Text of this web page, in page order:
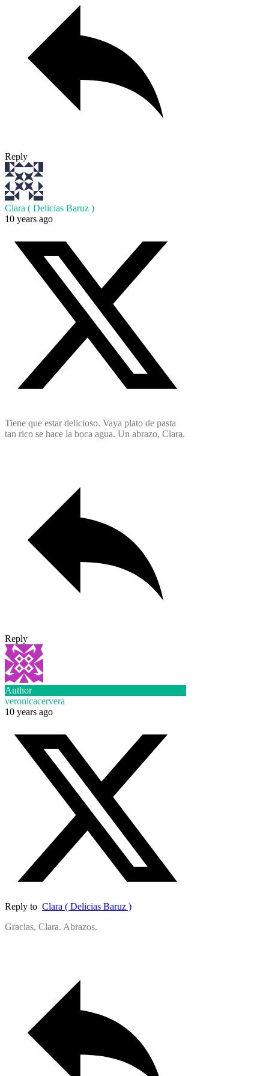
Reply
Clara ( Delicias Baruz )
10 years ago
Tiene que estar delicioso. Vaya plato de pasta
tan rico se hace la boca agua. Un abrazo, Clara.
Reply
Author
veronicacervera
10 years ago
Reply to Clara ( Delicias Baruz )
Gracias, Clara. Abrazos.